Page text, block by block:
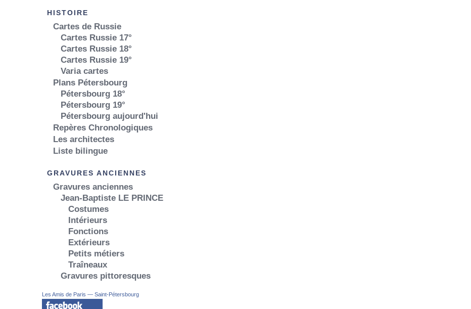
HISTOIRE
Cartes de Russie
Cartes Russie 17°
Cartes Russie 18°
Cartes Russie 19°
Varia cartes
Plans Pétersbourg
Pétersbourg 18°
Pétersbourg 19°
Pétersbourg aujourd'hui
Repères Chronologiques
Les architectes
Liste bilingue
GRAVURES ANCIENNES
Gravures anciennes
Jean-Baptiste LE PRINCE
Costumes
Intérieurs
Fonctions
Extérieurs
Petits métiers
Traîneaux
Gravures pittoresques
Les Amis de Paris — Saint-Pétersbourg